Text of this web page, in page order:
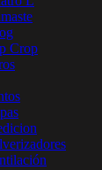
Crop